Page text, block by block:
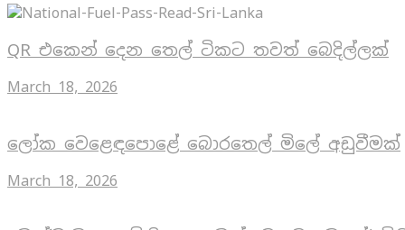
QR එකෙන් දෙන තෙල් ටිකට තවත් බෙදිල්ලක්
March 18, 2026
ලෝක වෙළෙඳපොළේ බොරතෙල් මිලේ අඩුවීමක්
March 18, 2026